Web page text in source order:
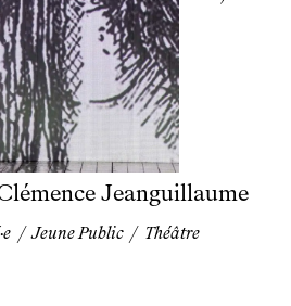
Jeanguillaume
/ Jeune Public / Théâtre